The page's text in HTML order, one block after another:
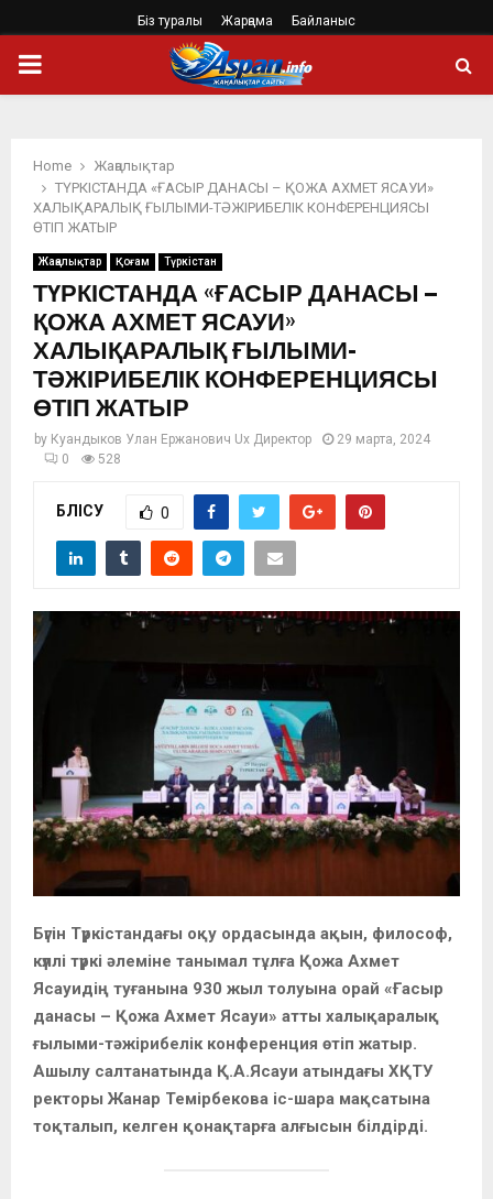
Біз туралы Жарңама Байланыс
PRIMARY
Home
Жаңалықтар
ТҮРКІСТАНДА «ҒАСЫР ДАНАСЫ – ҚОЖА АХМЕТ ЯСАУИ»
ХАЛЫҚАРАЛЫҚ ҒЫЛЫМИ-ТӘЖІРИБЕЛІК КОНФЕРЕНЦИЯСЫ
ӨТІП ЖАТЫР
Жаңалықтар Қоғам Түркістан
ТҮРКІСТАНДА «ҒАСЫР ДАНАСЫ –
ҚОЖА АХМЕТ ЯСАУИ»
ХАЛЫҚАРАЛЫҚ ҒЫЛЫМИ-
ТӘЖІРИБЕЛІК КОНФЕРЕНЦИЯСЫ
ӨТІП ЖАТЫР
by Куандыков Улан Ержанович Ux Директор
29 марта, 2024
0
528
БӨЛІСУ 0
Бүгін Түркістандағы оқу ордасында ақын, философ,
күллі түркі әлеміне танымал тұлға Қожа Ахмет
Ясауидің туғанына 930 жыл толуына орай «Ғасыр
данасы – Қожа Ахмет Ясауи» атты халықаралық
ғылыми-тәжірибелік конференция өтіп жатыр.
Ашылу салтанатында Қ.А.Ясауи атындағы ХҚТУ
ректоры Жанар Темірбекова іс-шара мақсатына
тоқталып, келген қонақтарға алғысын білдірді.